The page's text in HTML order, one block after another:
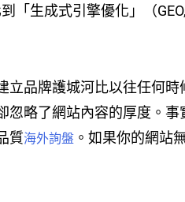
「生成式引擎優化」（
品牌護城河比以往任何
忽略了網站內容的厚度。
質海外詢盤 。如果你的網站